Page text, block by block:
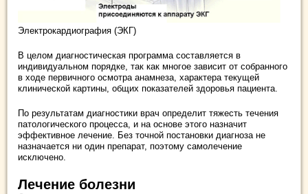
Электрокардиография (ЭКГ)
В целом диагностическая программа составляется в
индивидуальном порядке, так как многое зависит от собранного
в ходе первичного осмотра анамнеза, характера текущей
клинической картины, общих показателей здоровья пациента.
По результатам диагностики врач определит тяжесть течения
патологического процесса, и на основе этого назначит
эффективное лечение. Без точной постановки диагноза не
назначается ни один препарат, поэтому самолечение
исключено.
Лечение болезни